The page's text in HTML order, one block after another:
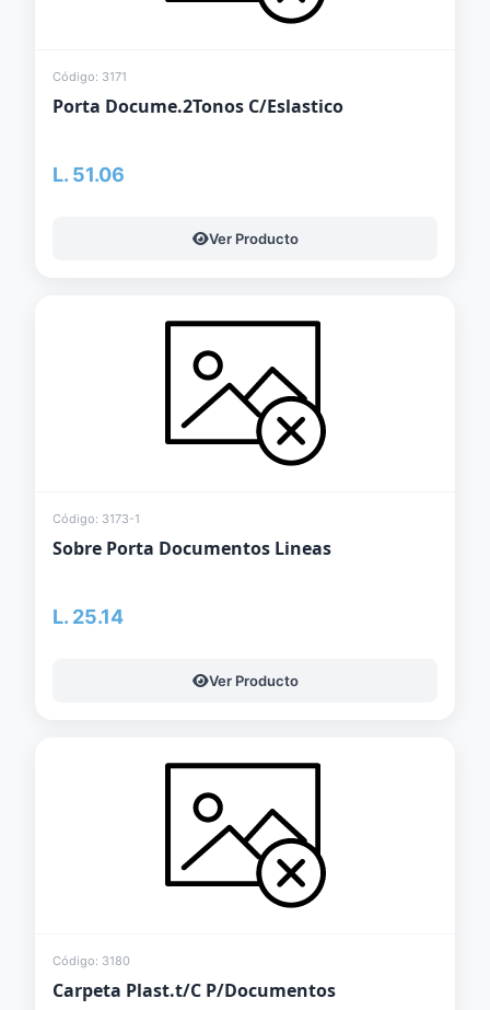
Código: 3171
Porta Docume.2Tonos C/Eslastico
L. 51.06
Ver Producto
Código: 3173-1
Sobre Porta Documentos Lineas
L. 25.14
Ver Producto
Código: 3180
Carpeta Plast.t/C P/Documentos